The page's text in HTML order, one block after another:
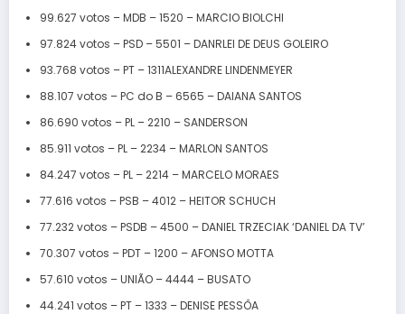
99.627 votos – MDB – 1520 – MARCIO BIOLCHI
97.824 votos – PSD – 5501 – DANRLEI DE DEUS GOLEIRO
93.768 votos – PT – 1311ALEXANDRE LINDENMEYER
88.107 votos – PC do B – 6565 – DAIANA SANTOS
86.690 votos – PL – 2210 – SANDERSON
85.911 votos – PL – 2234 – MARLON SANTOS
84.247 votos – PL – 2214 – MARCELO MORAES
77.616 votos – PSB – 4012 – HEITOR SCHUCH
77.232 votos – PSDB – 4500 – DANIEL TRZECIAK ‘DANIEL DA TV’
70.307 votos – PDT – 1200 – AFONSO MOTTA
57.610 votos – UNIÃO – 4444 – BUSATO
44.241 votos – PT – 1333 – DENISE PESSÔA